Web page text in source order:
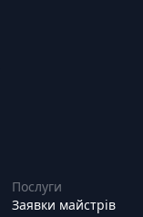
Послуги
Заявки майстрів